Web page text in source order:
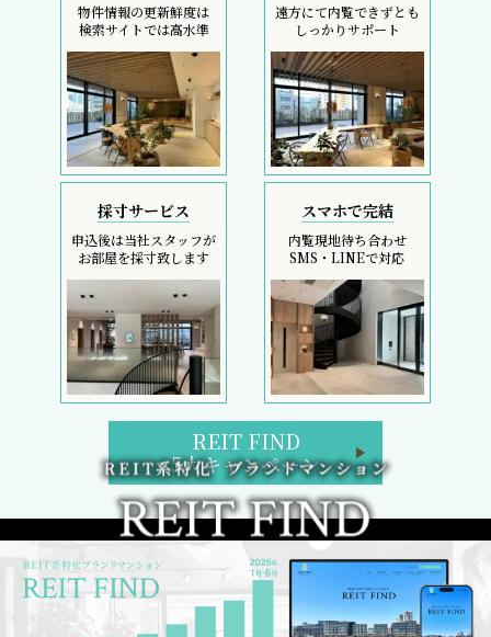
物件情報の更新鮮度は
検索サイトでは高水準
遠方にて内覧できずとも
しっかりサポート
採寸サービス
申込後は当社スタッフが
お部屋を採寸致します
スマホで完結
内覧現地待ち合わせ
SMS・LINEで対応
REIT FIND
5大キャンペーン